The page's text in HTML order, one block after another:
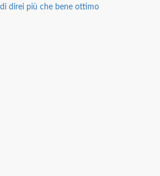
direi più che bene ottimo